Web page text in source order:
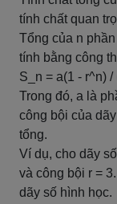
tính chất quan
Tổng của n
tính bằng công
S_n = a(1 - r^n) /
Trong đó, a là
công bội của
tổng.
Ví dụ, cho dãy
và công bội r =
dãy số hình học.